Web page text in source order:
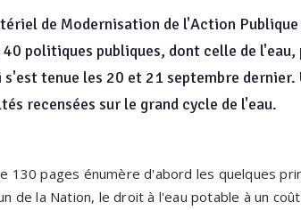
de Modernisation de l'Action
politiques publiques, dont celle de
tenue les 20 et 21 septembre
recensées sur le grand cycle de l'eau.
130 pages énumère d'abord les quelques
de la Nation, le droit à l'eau potable à un